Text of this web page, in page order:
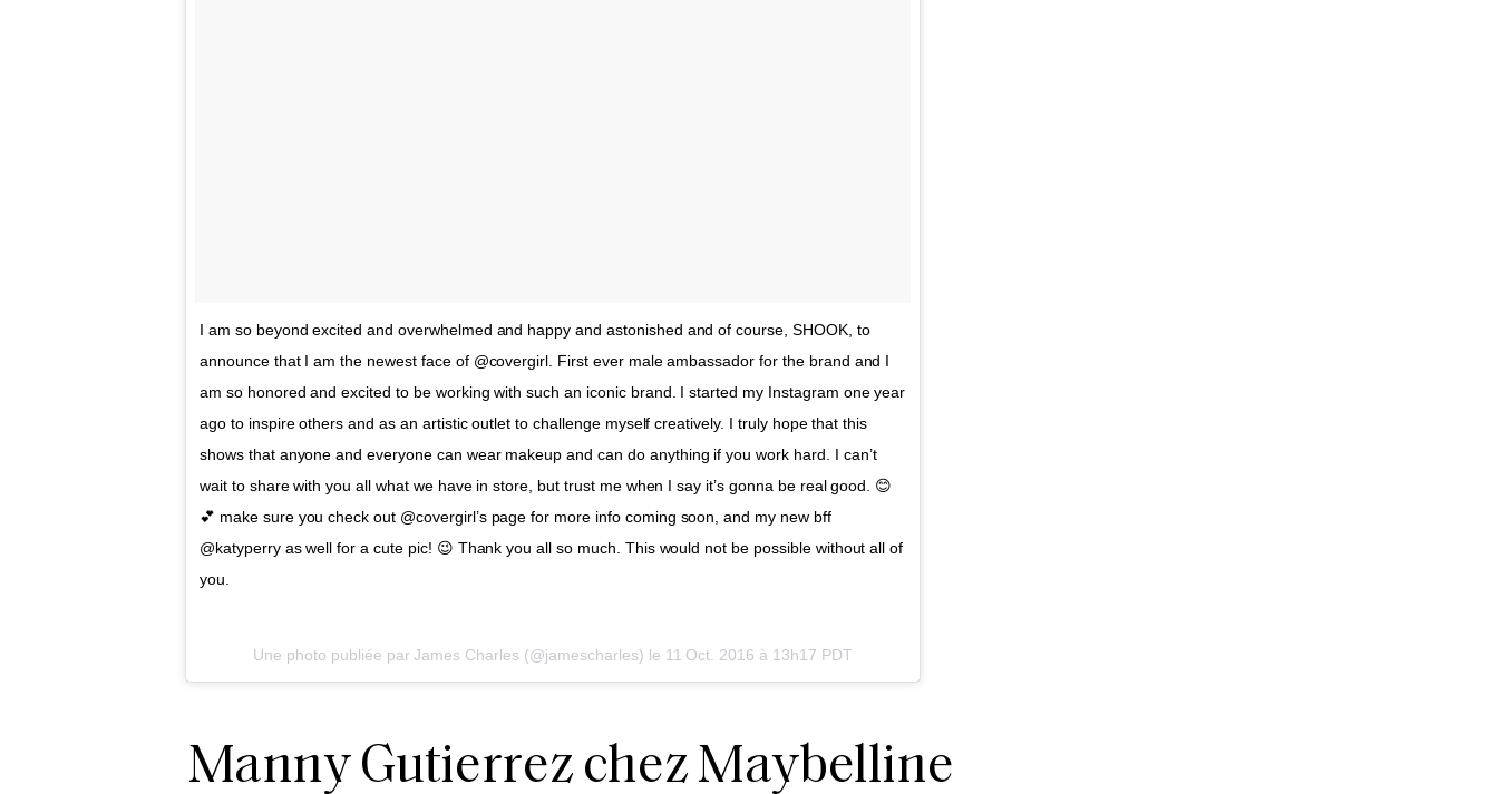
I am so beyond excited and overwhelmed and happy and astonished and of course, SHOOK, to
announce that I am the newest face of @covergirl. First ever male ambassador for the brand and I
am so honored and excited to be working with such an iconic brand. I started my Instagram one year
ago to inspire others and as an artistic outlet to challenge myself creatively. I truly hope that this
shows that anyone and everyone can wear makeup and can do anything if you work hard. I can’t
wait to share with you all what we have in store, but trust me when I say it’s gonna be real good. 😊
💕 make sure you check out @covergirl’s page for more info coming soon, and my new bff
@katyperry as well for a cute pic! 😉 Thank you all so much. This would not be possible without all of
you.
Une photo publiée par James Charles (@jamescharles) le 11 Oct. 2016 à 13h17 PDT
Manny Gutierrez chez Maybelline